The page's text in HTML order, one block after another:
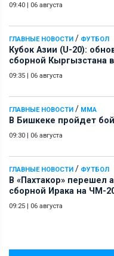
09:40 | 06 августа
ГЛАВНЫЕ НОВОСТИ / ФУТБОЛ
Кубок Азии (U-20):
сборной Кыргызстана
09:35 | 06 августа
ГЛАВНЫЕ НОВОСТИ / ММА
В Бишкеке пройдет
09:30 | 06 августа
ГЛАВНЫЕ НОВОСТИ / ФУТБОЛ
В «Пахтакор» перешел
сборной Ирака на ЧМ-
09:25 | 06 августа